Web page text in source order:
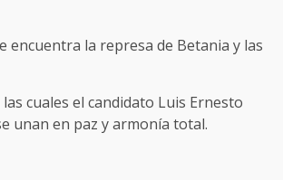
la represa de Betania y las
cuales el candidato Luis Ernesto
unan en paz y armonía total.